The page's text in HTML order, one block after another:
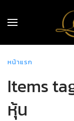
หน้าแรก
Items
หุ้น